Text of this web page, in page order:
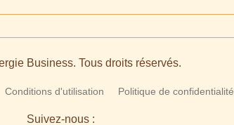
Business. Tous droits réservés.
Conditions d'utilisation Politique de confidentialité
Suivez-nous :